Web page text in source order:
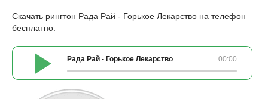
Скачать рингтон Рада Рай - Горькое Лекарство на телефон
бесплатно.
00:00
Рада Рай - Горькое Лекарство